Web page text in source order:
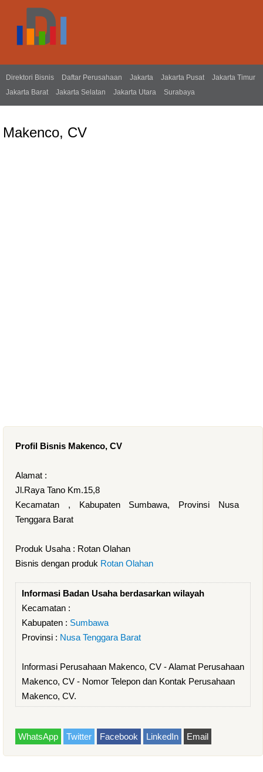
Direktori Bisnis Daftar Perusahaan Jakarta Jakarta Pusat
Jakarta Timur
Jakarta Barat
Jakarta Selatan Jakarta Utara Surabaya
Makenco, CV
Profil Bisnis Makenco, CV
Alamat :
Jl.Raya Tano Km.15,8
Kecamatan , Kabupaten Sumbawa, Provinsi Nusa
Tenggara Barat
Produk Usaha : Rotan Olahan
Bisnis dengan produk Rotan Olahan
Informasi Badan Usaha berdasarkan wilayah
Kecamatan :
Kabupaten : Sumbawa
Provinsi : Nusa Tenggara Barat
Informasi Perusahaan Makenco, CV - Alamat Perusahaan
Makenco, CV - Nomor Telepon dan Kontak Perusahaan
Makenco, CV.
WhatsApp Twitter Facebook LinkedIn Email